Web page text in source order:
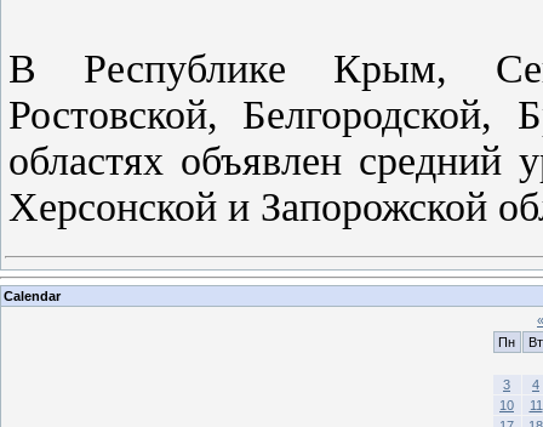
В Республике Крым,
Ростовской,
областях объявлен
Херсонской и Запорожской
Calendar
«
Пн
Вт
3
4
10
11